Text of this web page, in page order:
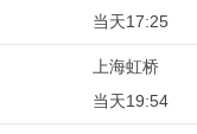
当天17:25
上海虹桥
当天19:54